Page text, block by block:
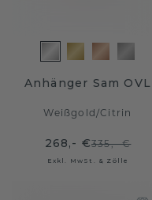
Anhänger Sam OVL
Weißgold/Citrin
268,- €335,- €
Exkl. MwSt. & Zölle